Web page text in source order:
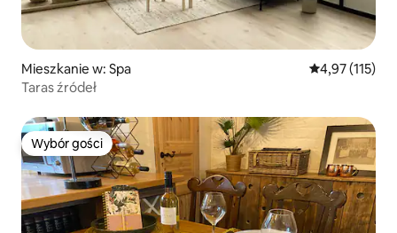
Mieszkanie w: Spa Średnia
4,97 (115)
Taras źródeł
Wybór gości
Wybór gości